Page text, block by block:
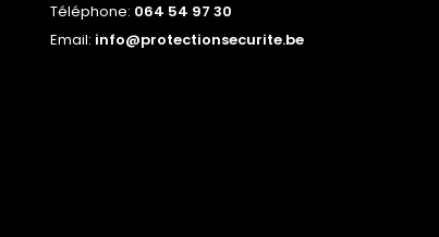
Téléphone: 064 54 97 30
Email: info@protectionsecurite.be